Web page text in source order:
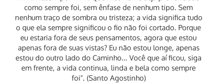
como sempre foi, sem ênfase de nenhum tipo. Sem
nenhum traço de sombra ou tristeza; a vida significa tudo
o que ela sempre significou o fio não foi cortado. Porque
eu estaria fora de seus pensamentos, agora que estou
apenas fora de suas vistas? Eu não estou longe, apenas
estou do outro lado do Caminho... Você que aí ficou, siga
em frente, a vida continua, linda e bela como sempre
foi". (Santo Agostinho)